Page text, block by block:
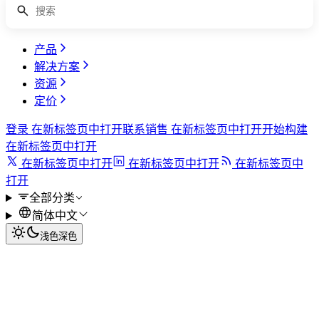
产品
解决方案
资源
定价
登录 在新标签页中打开联系销售 在新标签页中打开开始构建
在新标签页中打开
在新标签页中打开
在新标签页中打开
在新标签页中
打开
全部分类
简体中文
浅色深色